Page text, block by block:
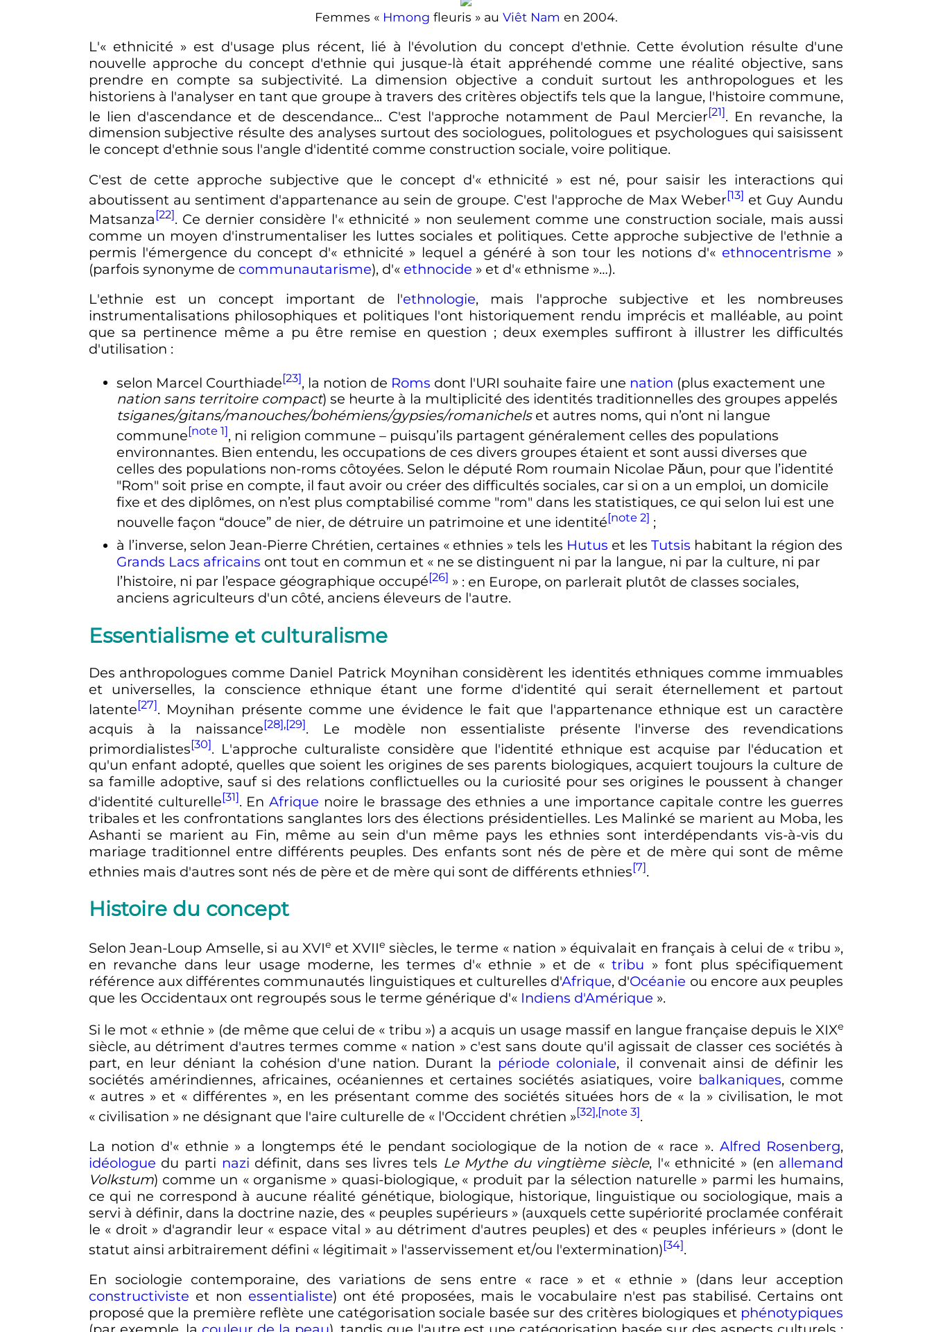
Femmes « Hmong fleuris » au Viêt Nam en 2004.
L'« ethnicité » est d'usage plus récent, lié à l'évolution du concept d'ethnie. Cette évolution résulte d'une
nouvelle approche du concept d'ethnie qui jusque-là était appréhendé comme une réalité objective, sans
prendre en compte sa subjectivité. La dimension objective a conduit surtout les anthropologues et les
historiens à l'analyser en tant que groupe à travers des critères objectifs tels que la langue, l'histoire commune,
le lien d'ascendance et de descendance... C'est l'approche notamment de Paul Mercier[21]. En revanche, la
dimension subjective résulte des analyses surtout des sociologues, politologues et psychologues qui saisissent
le concept d'ethnie sous l'angle d'identité comme construction sociale, voire politique.
C'est de cette approche subjective que le concept d'« ethnicité » est né, pour saisir les interactions qui
aboutissent au sentiment d'appartenance au sein de groupe. C'est l'approche de Max Weber[13] et Guy Aundu
Matsanza[22]. Ce dernier considère l'« ethnicité » non seulement comme une construction sociale, mais aussi
comme un moyen d'instrumentaliser les luttes sociales et politiques. Cette approche subjective de l'ethnie a
permis l'émergence du concept d'« ethnicité » lequel a généré à son tour les notions d'« ethnocentrisme »
(parfois synonyme de communautarisme), d'« ethnocide » et d'« ethnisme »…).
L'ethnie est un concept important de l'ethnologie, mais l'approche subjective et les nombreuses
instrumentalisations philosophiques et politiques l'ont historiquement rendu imprécis et malléable, au point
que sa pertinence même a pu être remise en question ; deux exemples suffiront à illustrer les difficultés
d'utilisation :
selon Marcel Courthiade[23], la notion de Roms dont l'URI souhaite faire une nation (plus exactement une
nation sans territoire compact) se heurte à la multiplicité des identités traditionnelles des groupes appelés
tsiganes/gitans/manouches/bohémiens/gypsies/romanichelset autres noms, qui n’ont ni langue
commune[note 1], ni religion commune – puisqu’ils partagent généralement celles des populations
environnantes. Bien entendu, les occupations de ces divers groupes étaient et sont aussi diverses que
celles des populations non-roms côtoyées. Selon le député Rom roumain Nicolae Păun, pour que l’identité
"Rom" soit prise en compte, il faut avoir ou créer des difficultés sociales, car si on a un emploi, un domicile
fixe et des diplômes, on n’est plus comptabilisé comme "rom" dans les statistiques, ce qui selon lui est une
nouvelle façon “douce” de nier, de détruire un patrimoine et une identité[note 2] ;
à l’inverse, selon Jean-Pierre Chrétien, certaines « ethnies » tels les Hutus et les Tutsis habitant la région des
Grands Lacs africains ont tout en commun et « ne se distinguent ni par la langue, ni par la culture, ni par
l’histoire, ni par l’espace géographique occupé[26] » : en Europe, on parlerait plutôt de classes sociales,
anciens agriculteurs d'un côté, anciens éleveurs de l'autre.
Essentialisme et culturalisme
Des anthropologues comme Daniel Patrick Moynihan considèrent les identités ethniques comme immuables
et universelles, la conscience ethnique étant une forme d'identité qui serait éternellement et partout
latente[27]. Moynihan présente comme une évidence le fait que l'appartenance ethnique est un caractère
acquis à la naissance[28],[29]. Le modèle non essentialiste présente l'inverse des revendications
primordialistes[30]. L'approche culturaliste considère que l'identité ethnique est acquise par l'éducation et
qu'un enfant adopté, quelles que soient les origines de ses parents biologiques, acquiert toujours la culture de
sa famille adoptive, sauf si des relations conflictuelles ou la curiosité pour ses origines le poussent à changer
d'identité culturelle[31]. EnAfrique noire le brassage des ethnies a une importance capitale contre les guerres
tribales et les confrontations sanglantes lors des élections présidentielles. Les Malinké se marient au Moba, les
Ashanti se marient au Fin, même au sein d'un même pays les ethnies sont interdépendants vis-à-vis du
mariage traditionnel entre différents peuples. Des enfants sont nés de père et de mère qui sont de même
ethnies mais d'autres sont nés de père et de mère qui sont de différents ethnies[7].
Histoire du concept
Selon Jean-Loup Amselle, si au XVIe et XVIIe siècles, le terme « nation » équivalait en français à celui de « tribu »,
en revanche dans leur usage moderne, les termes d'« ethnie » et de « tribu » font plus spécifiquement
référence aux différentes communautés linguistiques et culturelles d'Afrique, d'Océanie ou encore aux peuples
que les Occidentaux ont regroupés sous le terme générique d'« Indiens d'Amérique ».
Si le mot « ethnie » (de même que celui de « tribu ») a acquis un usage massif en langue française depuis le XIXe
siècle, au détriment d'autres termes comme « nation » c'est sans doute qu'il agissait de classer ces sociétés à
part, en leur déniant la cohésion d'une nation. Durant la période coloniale, il convenait ainsi de définir les
sociétés amérindiennes, africaines, océaniennes et certaines sociétés asiatiques, voire balkaniques, comme
« autres » et « différentes », en les présentant comme des sociétés situées hors de « la » civilisation, le mot
« civilisation » ne désignant que l'aire culturelle de « l'Occident chrétien »[32],[note 3].
La notion d'« ethnie » a longtemps été le pendant sociologique de la notion de « race ». Alfred Rosenberg,
idéologue du parti nazi définit, dans ses livres tels Le Mythe du vingtième siècle, l'« ethnicité » (en allemand
Volkstum) comme un « organisme » quasi-biologique, « produit par la sélection naturelle » parmi les humains,
ce qui ne correspond à aucune réalité génétique, biologique, historique, linguistique ou sociologique, mais a
servi à définir, dans la doctrine nazie, des « peuples supérieurs » (auxquels cette supériorité proclamée conférait
le « droit » d'agrandir leur « espace vital » au détriment d'autres peuples) et des « peuples inférieurs » (dont le
statut ainsi arbitrairement défini « légitimait » l'asservissement et/ou l'extermination)[34].
En sociologie contemporaine, des variations de sens entre « race » et « ethnie »(dans leur acception
constructiviste et non essentialiste) ont été proposées, mais le vocabulaire n'est pas stabilisé. Certains ont
proposé que la première reflète une catégorisation sociale basée sur des critères biologiques et phénotypiques